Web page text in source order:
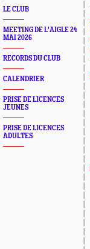
LE CLUB
MEETING DE L'AIGLE 24
MAI 2026
RECORDS DU CLUB
CALENDRIER
PRISE DE LICENCES
JEUNES
PRISE DE LICENCES
ADULTES